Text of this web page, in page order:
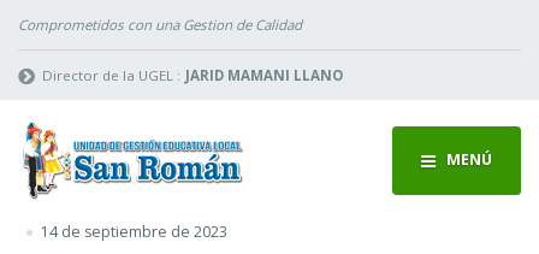
Comprometidos con una Gestion de Calidad
Director de la UGEL : JARID MAMANI LLANO
MENÚ
14 de septiembre de 2023